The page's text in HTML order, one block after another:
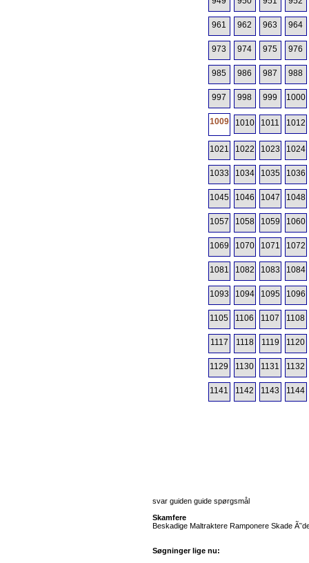
961 962 963 964
973 974 975 976
985 986 987 988
997 998 999 1000
1009 1010 1011 1012
1021 1022 1023 1024
1033 1034 1035 1036
1045 1046 1047 1048
1057 1058 1059 1060
1069 1070 1071 1072
1081 1082 1083 1084
1093 1094 1095 1096
1105 1106 1107 1108
1117 1118 1119 1120
1129 1130 1131 1132
1141 1142 1143 1144
svar guiden guide spørgsmål
Skamfere
Beskadige Maltraktere Ramponere Skade
Søgninger lige nu: